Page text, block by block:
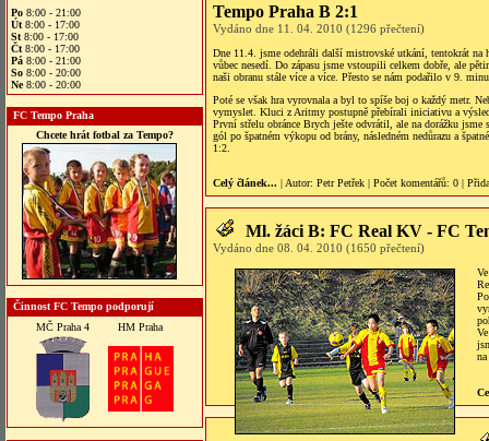
Po 8:00 - 21:00
Út 8:00 - 17:00
St 8:00 - 17:00
Čt 8:00 - 17:00
Pá 8:00 - 21:00
So 8:00 - 20:00
Ne8:00 - 20:00
FC Tempo Praha
Chcete hrát fotbal za Tempo?
Činnost FC Tempo podporují
MČ Praha 4
HM Praha
Tempo Praha B 2:1
Vydáno dne 11. 04. 2010 (1296 přečtení)
Dne 11.4. jsme odehráli další mistrovské utkání, tentokrát
vůbec nesedí. Do zápasu jsme vstoupili celkem dobře, ale
naši obranu stále více a více. Přesto se nám podařilo v 9.
Poté se však hra vyrovnala a byl to spíše boj o každý metr.
vymyslet. Kluci z Aritmy postupně přebírali iniciativu a
První střelu obránce Brych ješte odvrátil, ale na dorážku
gól po špatném výkopu od brány, následném nedůrazu a
1:2.
Celý článek... | Autor: Petr Petřek | Počet komentářů: 0 |
Ml. žáci B: FC Real KV - FC
Vydáno dne 08. 04. 2010 (1650 přečtení)